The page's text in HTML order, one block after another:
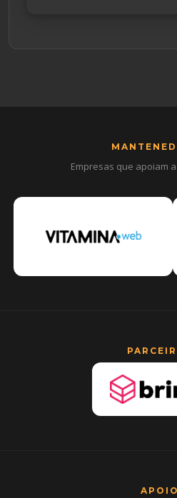
Empresas que apoiam
APOIO